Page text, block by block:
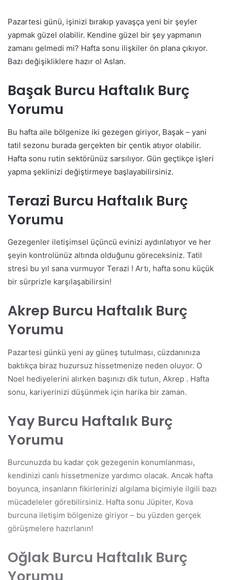
Pazartesi günü, işinizi bırakıp yavaşça yeni bir şeyler
yapmak güzel olabilir. Kendine güzel bir şey yapmanın
zamanı gelmedi mi? Hafta sonu ilişkiler ön plana çıkıyor.
Bazı değişikliklere hazır ol Aslan.
Başak Burcu Haftalık Burç
Yorumu
Bu hafta aile bölgenize iki gezegen giriyor, Başak – yani
tatil sezonu burada gerçekten bir çentik atıyor olabilir.
Hafta sonu rutin sektörünüz sarsılıyor. Gün geçtikçe işleri
yapma şeklinizi değiştirmeye başlayabilirsiniz.
Terazi Burcu Haftalık Burç
Yorumu
Gezegenler iletişimsel üçüncü evinizi aydınlatıyor ve her
şeyin kontrolünüz altında olduğunu göreceksiniz. Tatil
stresi bu yıl sana vurmuyor Terazi ! Artı, hafta sonu küçük
bir sürprizle karşılaşabilirsin!
Akrep Burcu Haftalık Burç
Yorumu
Pazartesi günkü yeni ay güneş tutulması, cüzdanınıza
baktıkça biraz huzursuz hissetmenize neden oluyor. O
Noel hediyelerini alırken başınızı dik tutun, Akrep . Hafta
sonu, kariyerinizi düşünmek için harika bir zaman.
Yay Burcu Haftalık Burç
Yorumu
Burcunuzda bu kadar çok gezegenin konumlanması,
kendinizi canlı hissetmenize yardımcı olacak. Ancak hafta
boyunca, insanların fikirlerinizi algılama biçimiyle ilgili bazı
mücadeleler görebilirsiniz. Hafta sonu Jüpiter, Kova
burcuna iletişim bölgenize giriyor – bu yüzden gerçek
görüşmelere hazırlanın!
Oğlak Burcu Haftalık Burç